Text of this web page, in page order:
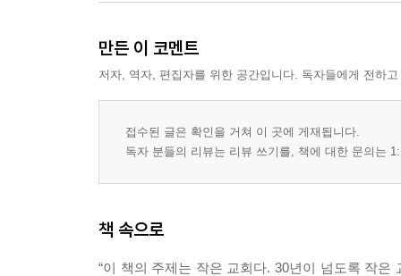
만든 이 코멘트
저자, 역자, 편집자를 위한 공간입니다. 독자들에게 전하
접수된 글은 확인을 거쳐 이 곳에 게재됩니다.
독자 분들의 리뷰는 리뷰 쓰기를, 책에 대한 문의는
책 속으로
“이 책의 주제는 작은 교회다. 30년이 넘도록 작